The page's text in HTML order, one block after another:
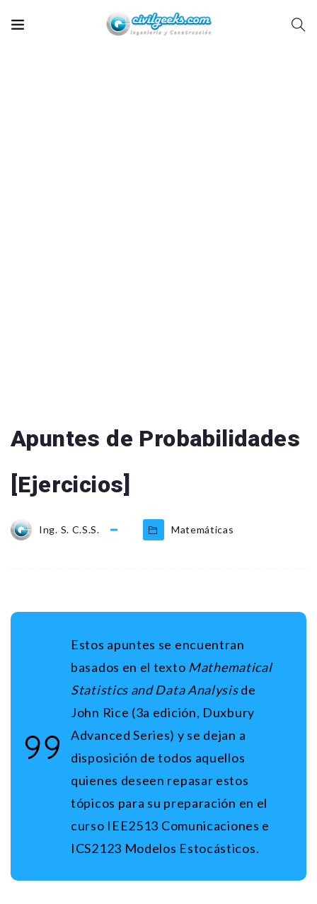
Apuntes de Probabilidades
[Ejercicios]
Ing. S. C.S.S. Matemáticas
Estos apuntes se encuentran
basados en el texto Mathematical
Statistics and Data Analysisde
John Rice (3a edición, Duxbury
Advanced Series) y se dejan a
disposición de todos aquellos
quienes deseen repasar estos
tópicos para su preparación en el
curso IEE2513 Comunicaciones e
ICS2123 Modelos Estocásticos.